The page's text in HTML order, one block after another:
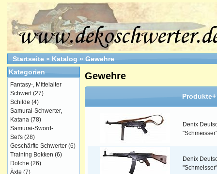
Startseite » Katalog » Gewehre
Gewehre
Produkte+
Denix
Denix
Kategorien
Fantasy-, Mittelalter
Schwert(27)
Schilde (4)
Samurai-Schwerter,
Katana (78)
Samurai-Sword-
Set's (28)
Geschärfte Schwerter (6)
Training Bokken (6)
Dolche (26)
Äxte (7)